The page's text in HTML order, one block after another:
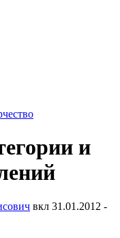
и
вкл 31.01.2012 -